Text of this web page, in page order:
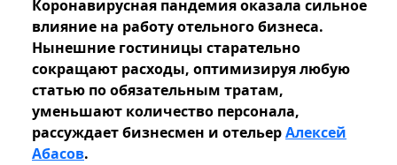
Коронавирусная пандемия оказала сильное
влияние на работу отельного бизнеса.
Нынешние гостиницы старательно
сокращают расходы, оптимизируя любую
статью по обязательным тратам,
уменьшают количество персонала,
рассуждает бизнесмен и отельерАлексей
Абасов.